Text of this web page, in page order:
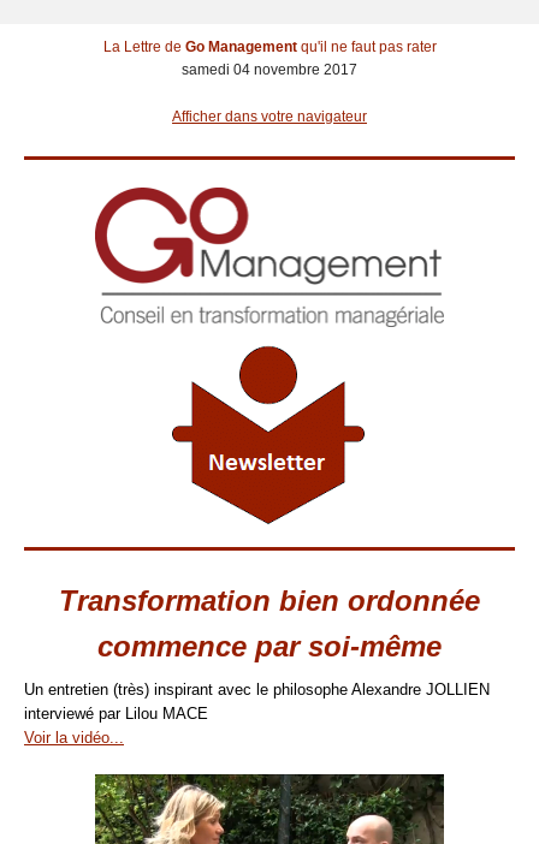
La Lettre de Go Managementqu'il ne faut pas rater
samedi 04 novembre 2017
Afficher dans votre navigateur
Transformation bien ordonnée
commence par soi-même
Un entretien (très) inspirant avec le philosophe Alexandre JOLLIEN
interviewé par Lilou MACE
Voir la vidéo...